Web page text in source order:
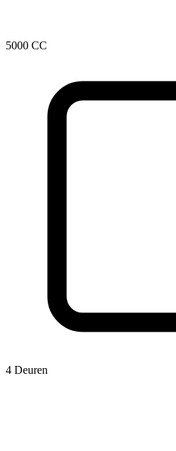
5000 CC
4 Deuren